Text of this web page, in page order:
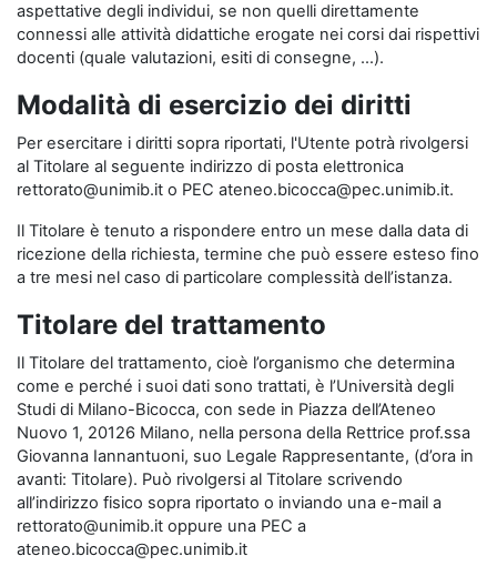
aspettative degli individui, se non quelli direttamente
connessi alle attività didattiche erogate nei corsi dai rispettivi
docenti (quale valutazioni, esiti di consegne, …).
Modalità di esercizio dei diritti
Per esercitare i diritti sopra riportati, l'Utente potrà rivolgersi
al Titolare al seguente indirizzo di posta elettronica
rettorato@unimib.it o PEC ateneo.bicocca@pec.unimib.it.
Il Titolare è tenuto a rispondere entro un mese dalla data di
ricezione della richiesta, termine che può essere esteso fino
a tre mesi nel caso di particolare complessità dell’istanza.
Titolare del trattamento
Il Titolare del trattamento, cioè l’organismo che determina
come e perché i suoi dati sono trattati, è l’Università degli
Studi di Milano-Bicocca, con sede in Piazza dell’Ateneo
Nuovo 1, 20126 Milano, nella persona della Rettrice prof.ssa
Giovanna Iannantuoni, suo Legale Rappresentante, (d’ora in
avanti: Titolare). Può rivolgersi al Titolare scrivendo
all’indirizzo fisico sopra riportato o inviando una e-mail a
rettorato@unimib.it oppure una PEC a
ateneo.bicocca@pec.unimib.it